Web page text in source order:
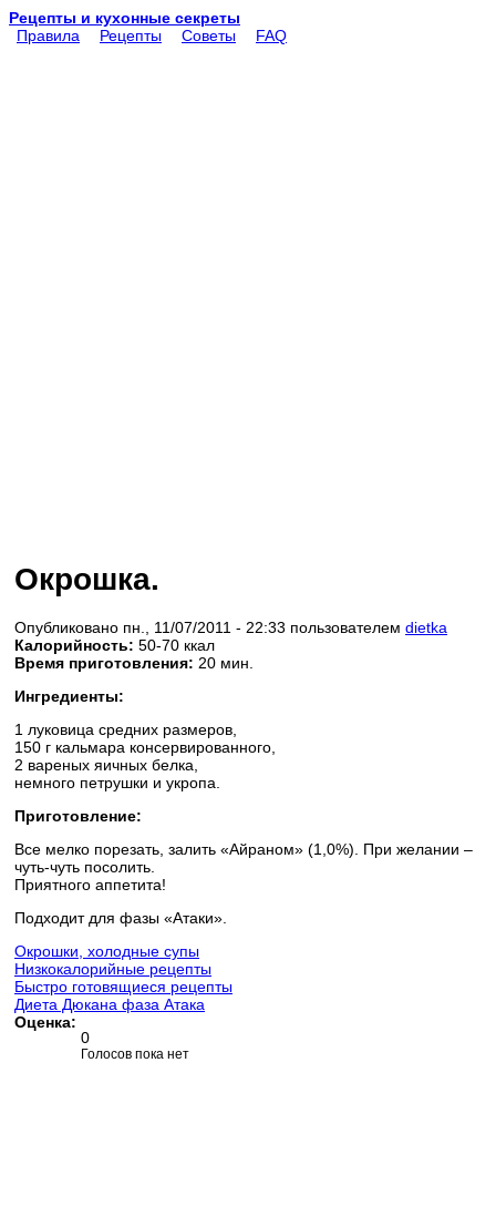
Рецепты и кухонные секреты
Правила
Рецепты Советы FAQ
Окрошка.
Опубликовано пн., 11/07/2011 - 22:33 пользователем dietka
Калорийность: 50-70 ккал
Время приготовления: 20 мин.
Ингредиенты:
1 луковица средних размеров,
150 г кальмара консервированного,
2 вареных яичных белка,
немного петрушки и укропа.
Приготовление:
Все мелко порезать, залить «Айраном» (1,0%). При желании –
чуть-чуть посолить.
Приятного аппетита!
Подходит для фазы «Атаки».
Окрошки, холодные супы
Низкокалорийные рецепты
Быстро готовящиеся рецепты
Диета Дюкана фаза Атака
Оценка:
0
Голосов пока нет